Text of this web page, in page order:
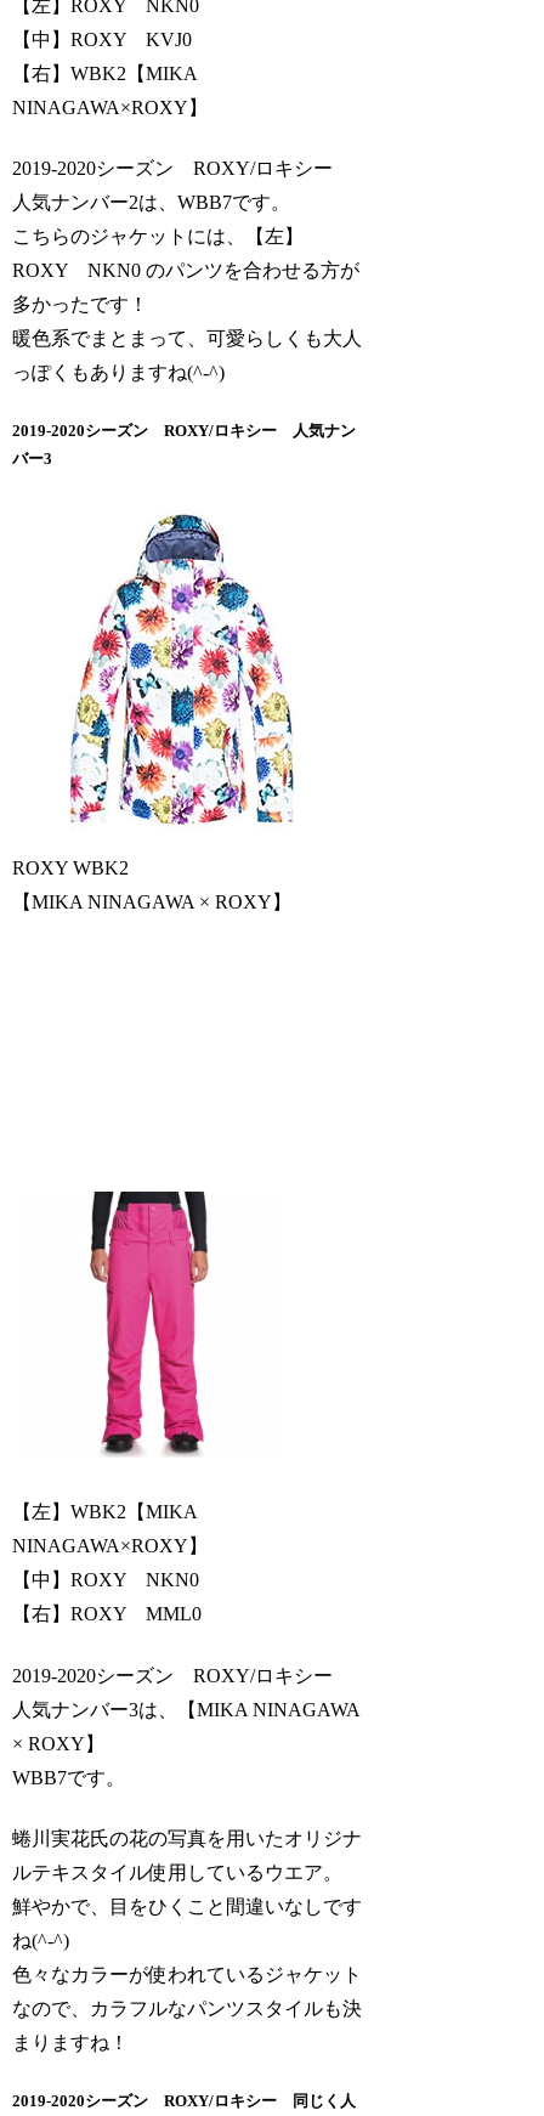
【左】ROXY NKN0
【中】ROXY KVJ0
【右】WBK2【MIKA
NINAGAWA×ROXY】
2019-2020シーズン ROXY/ロキシー
人気ナンバー2は、WBB7です。
こちらのジャケットには、【左】
ROXY NKN0 のパンツを合わせる方が
多かったです！
暖色系でまとまって、可愛らしくも大人
っぽくもありますね(^-^)
2019-2020シーズン ROXY/ロキシー 人気ナン
バー3
ROXY WBK2
【MIKA NINAGAWA × ROXY】
【左】WBK2【MIKA
NINAGAWA×ROXY】
【中】ROXY NKN0
【右】ROXY MML0
2019-2020シーズン ROXY/ロキシー
人気ナンバー3は、【MIKA NINAGAWA
× ROXY】
WBB7です。
蜷川実花氏の花の写真を用いたオリジナ
ルテキスタイル使用しているウエア。
鮮やかで、目をひくこと間違いなしです
ね(^-^)
色々なカラーが使われているジャケット
なので、カラフルなパンツスタイルも決
まりますね！
2019-2020シーズン ROXY/ロキシー 同じく人